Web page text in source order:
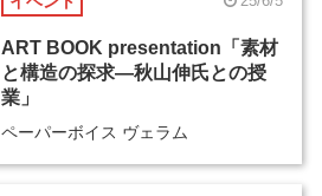
ART BOOK presentation「素材
と構造の探求―秋山伸氏との授
業」
ペーパーボイス ヴェラム